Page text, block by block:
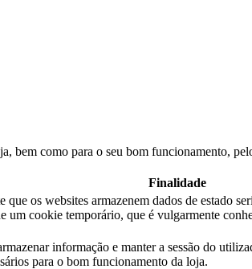
bem como para o seu bom funcionamento,
Finalidade
os websites armazenem dados de estado
um cookie temporário, que é vulgarmente
informação e manter a sessão do
para o bom funcionamento da loja.